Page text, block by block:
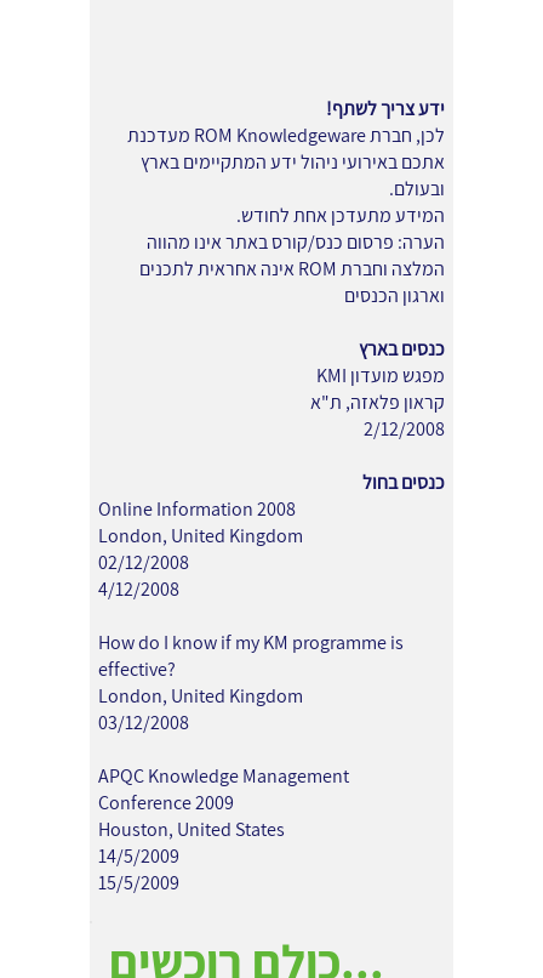
ידע צריך לשתף!
לכן, חברת ROM Knowledgeware מעדכנת
אתכם באירועי ניהול ידע המתקיימים בארץ
ובעולם.
המידע מתעדכן אחת לחודש.
הערה: פרסום כנס/קורס באתר אינו מהווה
המלצה וחברת ROM אינה אחראית לתכנים
וארגון הכנסים
כנסים בארץ
מפגש מועדון KMI
קראון פלאזה, ת"א
2/12/2008
כנסים בחול
Online Information 2008
London, United Kingdom
02/12/2008
4/12/2008
How do I know if my KM programme is
effective?
London, United Kingdom
03/12/2008
APQC Knowledge Management
Conference 2009
Houston, United States
14/5/2009
15/5/2009
כולם רוכשים...